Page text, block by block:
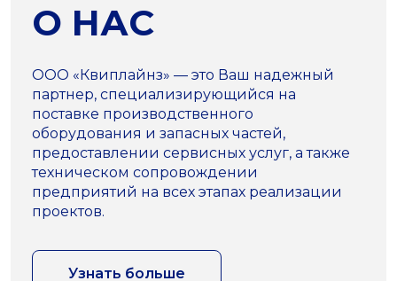
О НАС
ООО «Квиплайнз» — это Ваш надежный
партнер, специализирующийся на
поставке производственного
оборудования и запасных частей,
предоставлении сервисных услуг, а также
техническом сопровождении
предприятий на всех этапах реализации
проектов.
Узнать больше